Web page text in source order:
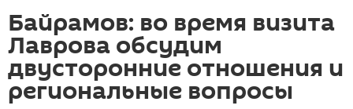
Байрамов: во время визита
Лаврова обсудим
двусторонние отношения и
региональные вопросы